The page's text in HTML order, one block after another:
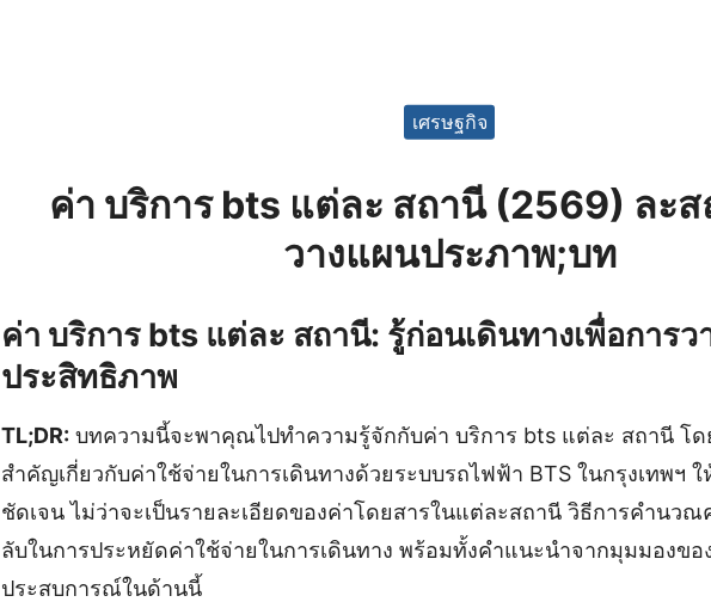
เศรษฐกิจ
ค่า บริการ bts แต่ละ สถานี (2569) ละส
วางแผนประภาพ;บท
ค่า บริการ bts แต่ละ สถานี: รู้ก่อนเดินทางเพื่อการ
ประสิทธิภาพ
TL;DR: บทความนี้จะพาคุณไปทำความรู้จักกับค่า บริการ bts แต่ละ สถานี โด
สำคัญเกี่ยวกับค่าใช้จ่ายในการเดินทางด้วยระบบรถไฟฟ้า BTS ในกรุงเทพฯ
ชัดเจน ไม่ว่าจะเป็นรายละเอียดของค่าโดยสารในแต่ละสถานี วิธีการคำนวณ
ลับในการประหยัดค่าใช้จ่ายในการเดินทาง พร้อมทั้งคำแนะนำจากมุมมองข
ประสบการณ์ในด้านนี้